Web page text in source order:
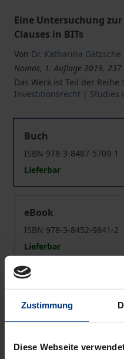
Zustimmung
Diese Webseite
Eine Untersuchung
Clauses in BITs
Von Dr. Katharina Gatzsche
Nomos, 1. Auflage 2019, 237
Das Werk ist Teil der Reihe
Investitionsrecht | Studies
Buch
ISBN 978-3-8487-5709-1
Lieferbar
eBook
ISBN 978-3-8452-9841-2
Lieferbar
Preisangaben inkl. MwSt.
Zur Wunschliste